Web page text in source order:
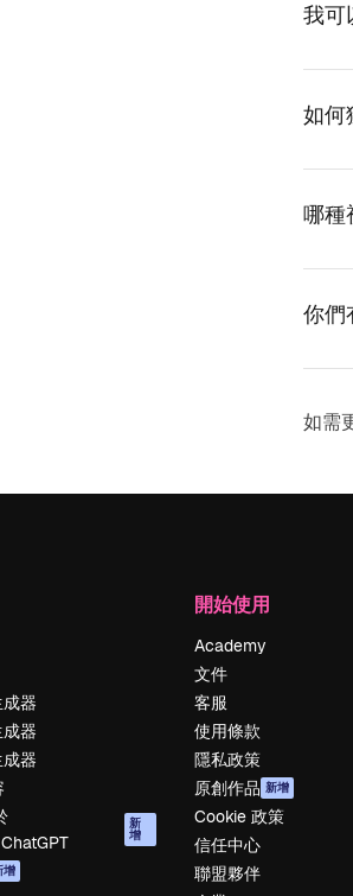
我可
如何
哪種
你們
如需
器
器
器
新
增
增
開始使用
Academy
文件
客服
使用條款
隱私政策
原創作品 新增
Cookie 政策
信任中心
聯盟夥伴